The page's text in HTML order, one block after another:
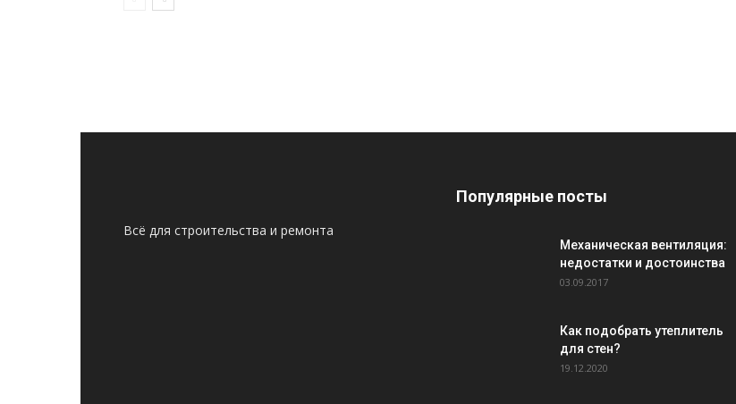
Всё для строительства и ремонта
Популярные посты
Механическая вентиляция:
недостатки и достоинства
03.09.2017
Как подобрать утеплитель
для стен?
19.12.2020